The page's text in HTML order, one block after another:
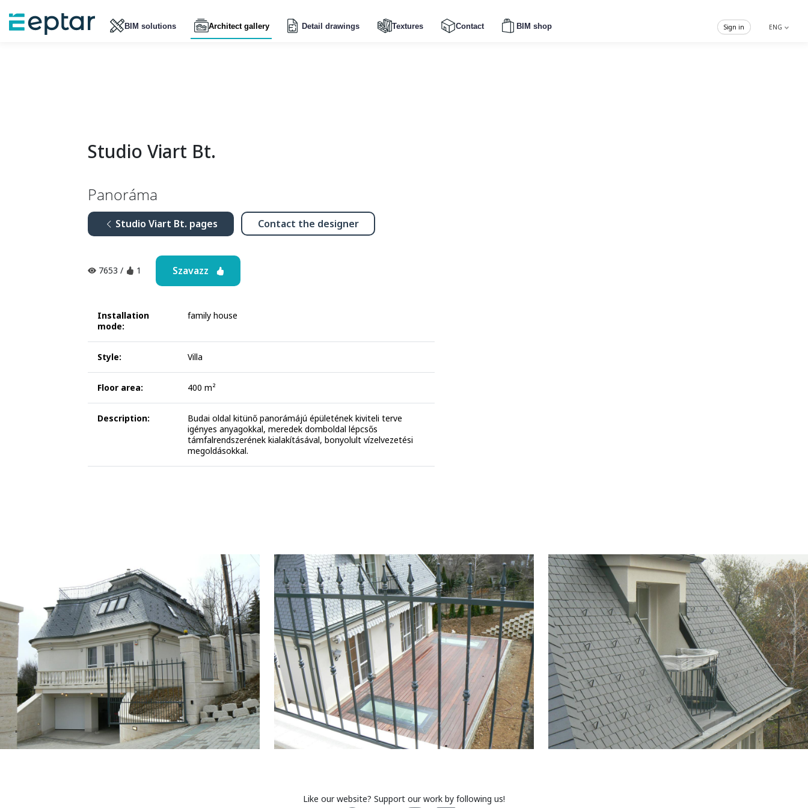
BIM solutions Architect gallery Detail drawings Textures Contact BIM shop ENG
Sign in
Studio Viart Bt.
Panoráma
Studio Viart Bt. pages Contact the designer
7653 / 1 Szavazz
Installation
mode:
family house
Style: Villa
Floor area: 400 m²
Description:
Budai oldal kitünő panorámájú épületének kiviteli terve
igényes anyagokkal, meredek domboldal lépcsős
támfalrendszerének kialakításával, bonyolult vízelvezetési
megoldásokkal.
Like our website? Support our work by following us!